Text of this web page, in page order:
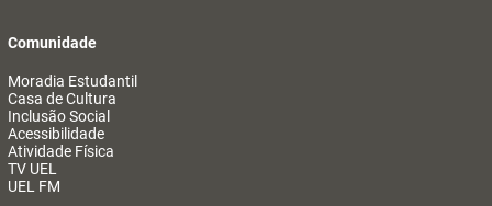
Comunidade
Moradia Estudantil
Casa de Cultura
Inclusão Social
Acessibilidade
Atividade Física
TV UEL
UEL FM